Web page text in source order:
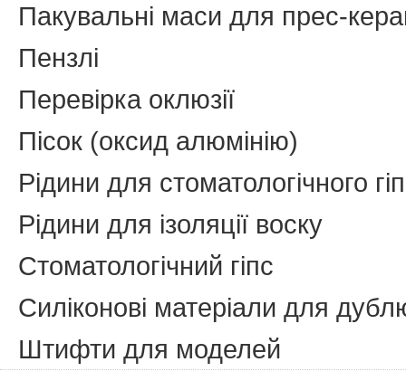
Пакувальні маси для прес-
Пензлі
Перевірка оклюзії
Пісок (оксид алюмінію)
Рідини для стоматологічного
Рідини для ізоляції воску
Стоматологічний гіпс
Силіконові матеріали для
Штифти для моделей